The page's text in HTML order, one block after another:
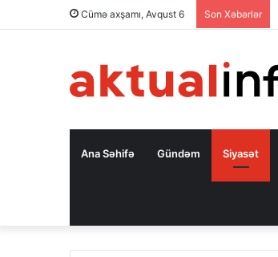
Cümə axşamı, Avqust 6 Son Xəbərlər
Ana Səhifə Gündəm Siyasət